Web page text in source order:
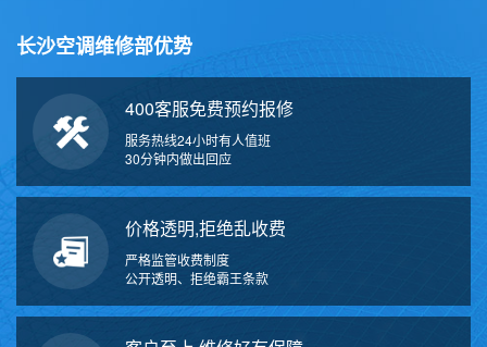
长沙空调维修部优势
400客服免费预约报修
服务热线24小时有人值班
30分钟内做出回应
价格透明,拒绝乱收费
严格监管收费制度
公开透明、拒绝霸王条款